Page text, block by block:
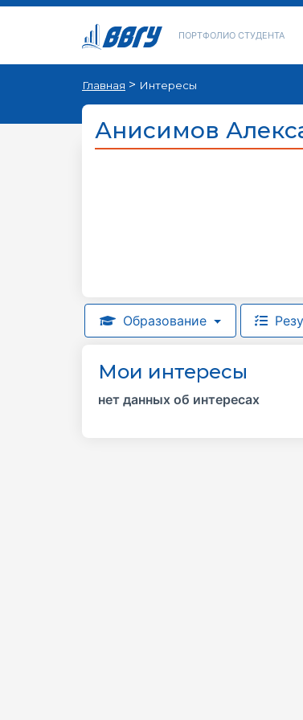
ПОРТФОЛИО СТУДЕНТА
Главная > Интересы
Анисимов
Образование
Мои интересы
нет данных об интересах